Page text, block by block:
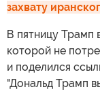
захвату
В пятницу Трамп
которой не
и поделился
"Дональд Трамп